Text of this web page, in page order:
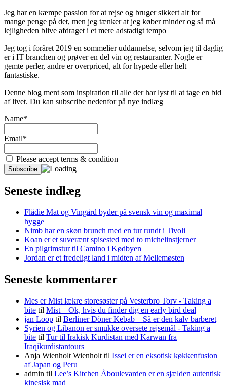
Jeg har en kæmpe passion for at rejse og bruger sikkert alt for
mange penge på det, men jeg tænker at jeg køber minder og så må
lejligheden blive afdraget i et mere adstadigt tempo
Jeg tog i foråret 2019 en sommelier uddannelse, selvom jeg til daglig
er i IT branchen og prøver en del vin og restauranter. Nogle er
gemte perler, andre er overpriced, alt for hypede eller helt
fantastiske.
Denne blog ment som inspiration til alle der har lyst til at tage en bid
af livet. Du kan subscribe nedenfor på nye indlæg
Name*
Email*
Please accept terms & condition
Seneste indlæg
Flädie Mat og Vingård byder på svensk vin og maximal
hygge
Nimb har en skøn brunch med en tur rundt i Tivoli
Koan er et suverænt spisested med to michelinstjerner
En pilgrimstur til Camino i Kødbyen
Jordan er et fredeligt land i midten af Mellemøsten
Seneste kommentarer
Mes er Mist lækre storesøster på Vesterbro Torv - Taking a
bite til Mist – Ok, hvis du finder dig en early bird deal
jan Loop til Berliner Döner Kebab – Så er den kalv barberet
Syrien og Libanon er smukke oversete rejsemål - Taking a
bite til Tur til Irakisk Kurdistan med Karwan fra
Iraqikurdistantours
Anja Wienholt Wienholt til Issei er en eksotisk køkkenfusion
af Japan og Peru
admin til Lee’s Kitchen Åboulevarden er en sjælden autentisk
kinesisk mad